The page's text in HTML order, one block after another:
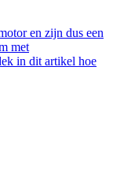
en zijn dus een
met
in dit artikel hoe